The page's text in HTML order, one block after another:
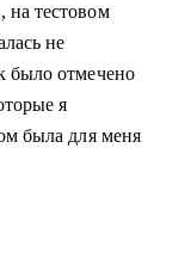
на тестовом
не
было отмечено
я
была для меня